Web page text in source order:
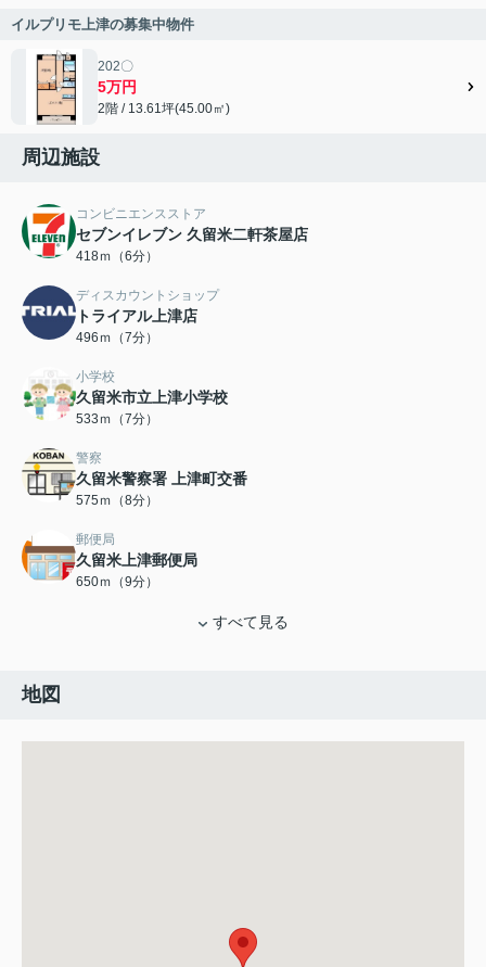
イルプリモ上津の募集中物件
202〇
5万円
2階 / 13.61坪(45.00㎡)
周辺施設
コンビニエンスストア
セブンイレブン 久留米二軒茶屋店
418ｍ（6分）
ディスカウントショップ
トライアル上津店
496ｍ（7分）
小学校
久留米市立上津小学校
533ｍ（7分）
警察
久留米警察署 上津町交番
575ｍ（8分）
郵便局
久留米上津郵便局
650ｍ（9分）
すべて見る
地図